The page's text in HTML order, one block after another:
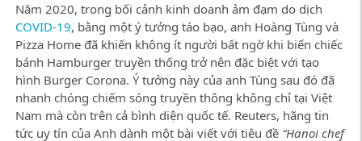
Năm 2020, trong bối cảnh kinh doanh ảm đạm do dịch
COVID-19, bằng một ý tưởng táo bạo, anh Hoàng Tùng và
Pizza Home đã khiến không ít người bất ngờ khi biến chiếc
bánh Hamburger truyền thống trở nên đặc biệt với tạo
hình Burger Corona. Ý tưởng này của anh Tùng sau đó đã
nhanh chóng chiếm sóng truyền thông không chỉ tại Việt
Nam mà còn trên cả bình diện quốc tế. Reuters, hãng tin
tức uy tín của Anh dành một bài viết với tiêu đề “Hanoi chef